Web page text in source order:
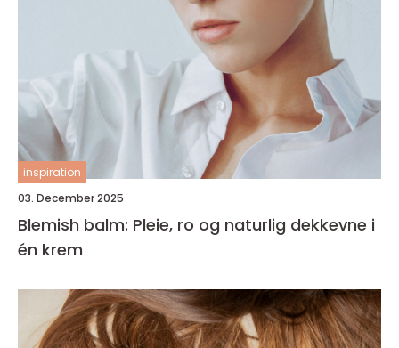
inspiration
03. December 2025
Blemish balm: Pleie, ro og naturlig dekkevne i
én krem